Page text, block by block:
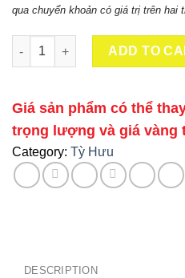
qua chuyển khoản có giá trị trên hai
Vòng Tỳ Hưu Vàng 24K 9999
ADD TO
Giá sản phẩm có thể
trọng lượng và giá vàng
Category: Tỳ Hưu
DESCRIPTION